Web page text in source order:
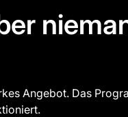
Angebot. Das